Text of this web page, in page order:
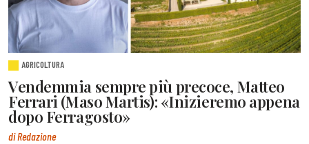
AGRICOLTURA
Vendemmia sempre più precoce, Matteo
Ferrari (Maso Martis): «Inizieremo appena
dopo Ferragosto»
di Redazione